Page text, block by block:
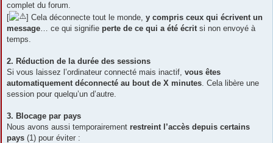
complet du forum.
[
] Cela déconnecte tout le monde, y compris ceux qui écrivent un
message… ce qui signifie perte de ce qui a été écritsi non envoyé à
temps.
2. Réduction de la durée des sessions
Si vous laissez l’ordinateur connecté mais inactif, vous êtes
automatiquement déconnecté au bout de X minutes. Cela libère une
session pour quelqu’un d’autre.
3. Blocage par pays
Nous avons aussi temporairement restreint l’accès depuis certains
pays (1) pour éviter :